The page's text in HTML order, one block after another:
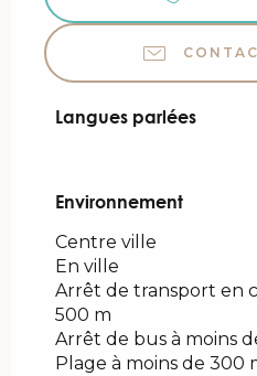
Langues parlées
Langues parlées
Environnement
Environnement
Centre ville
En ville
Arrêt de transport en
500 m
Arrêt de bus à moins
Plage à moins de 300